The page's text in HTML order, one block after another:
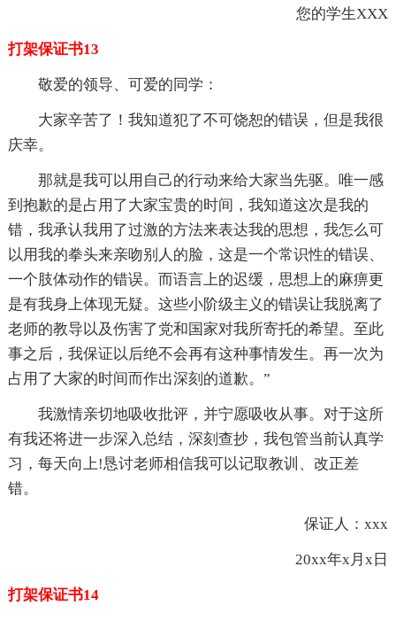
您的学生XXX
打架保证书13
敬爱的领导、可爱的同学：
大家辛苦了！我知道犯了不可饶恕的错误，但是我很
庆幸。
那就是我可以用自己的行动来给大家当先驱。唯一感
到抱歉的是占用了大家宝贵的时间，我知道这次是我的
错，我承认我用了过激的方法来表达我的思想，我怎么可
以用我的拳头来亲吻别人的脸，这是一个常识性的错误、
一个肢体动作的错误。而语言上的迟缓，思想上的麻痹更
是有我身上体现无疑。这些小阶级主义的错误让我脱离了
老师的教导以及伤害了党和国家对我所寄托的希望。至此
事之后，我保证以后绝不会再有这种事情发生。再一次为
占用了大家的时间而作出深刻的道歉。”
我激情亲切地吸收批评，并宁愿吸收从事。对于这所
有我还将进一步深入总结，深刻查抄，我包管当前认真学
习，每天向上!恳讨老师相信我可以记取教训、改正差
错。
保证人：xxx
20xx年x月x日
打架保证书14